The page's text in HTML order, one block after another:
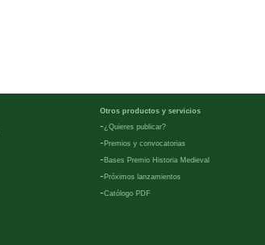
Otros productos y servicios
-¿Quieres publicar?
- Premios y convocatorias
- Bases Premio Historia Medieval
- Próximos lanzamientos
-Católogo PDF